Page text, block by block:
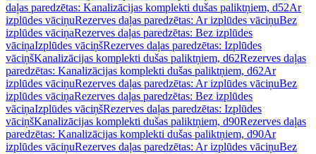
daļas paredzētas: Kanalizācijas komplekti dušas paliktņiem, d52Ar
izplūdes vāciņuRezerves daļas paredzētas: Ar izplūdes vāciņuBez
izplūdes vāciņaRezerves daļas paredzētas: Bez izplūdes
vāciņaIzplūdes vāciņšRezerves daļas paredzētas: Izplūdes
vāciņšKanalizācijas komplekti dušas paliktņiem, d62Rezerves daļas
paredzētas: Kanalizācijas komplekti dušas paliktņiem, d62Ar
izplūdes vāciņuRezerves daļas paredzētas: Ar izplūdes vāciņuBez
izplūdes vāciņaRezerves daļas paredzētas: Bez izplūdes
vāciņaIzplūdes vāciņšRezerves daļas paredzētas: Izplūdes
vāciņšKanalizācijas komplekti dušas paliktņiem, d90Rezerves daļas
paredzētas: Kanalizācijas komplekti dušas paliktņiem, d90Ar
izplūdes vāciņuRezerves daļas paredzētas: Ar izplūdes vāciņuBez